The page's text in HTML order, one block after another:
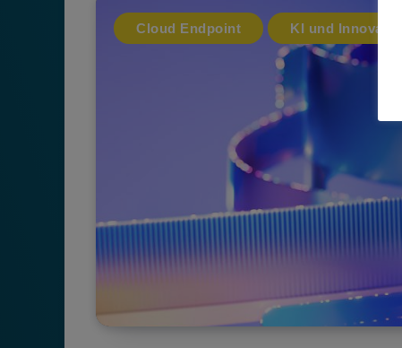
Cloud Endpoint KI und Innovation